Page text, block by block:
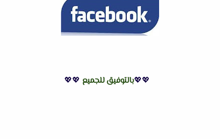
💖💖بالتوفيق للجميع 💖💖